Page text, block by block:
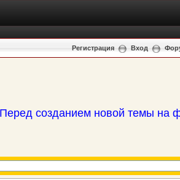
Регистрация Вход
Перед созданием новой темы на